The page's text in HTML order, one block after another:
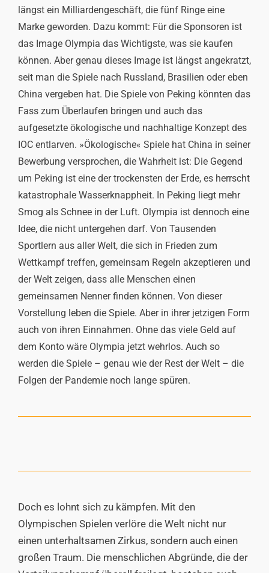
längst ein Milliardengeschäft, die fünf Ringe eine
Marke geworden. Dazu kommt: Für die Sponsoren ist
das Image Olympia das Wichtigste, was sie kaufen
können. Aber genau dieses Image ist längst angekratzt,
seit man die Spiele nach Russland, Brasilien oder eben
China vergeben hat. Die Spiele von Peking könnten das
Fass zum Überlaufen bringen und auch das
aufgesetzte ökologische und nachhaltige Konzept des
IOC entlarven. »Ökologische« Spiele hat China in seiner
Bewerbung versprochen, die Wahrheit ist: Die Gegend
um Peking ist eine der trockensten der Erde, es herrscht
katastrophale Wasserknappheit. In Peking liegt mehr
Smog als Schnee in der Luft. Olympia ist dennoch eine
Idee, die nicht untergehen darf. Von Tausenden
Sportlern aus aller Welt, die sich in Frieden zum
Wettkampf treffen, gemeinsam Regeln akzeptieren und
der Welt zeigen, dass alle Menschen einen
gemeinsamen Nenner finden können. Von dieser
Vorstellung leben die Spiele. Aber in ihrer jetzigen Form
auch von ihren Einnahmen. Ohne das viele Geld auf
dem Konto wäre Olympia jetzt wehrlos. Auch so
werden die Spiele – genau wie der Rest der Welt – die
Folgen der Pandemie noch lange spüren.
Doch es lohnt sich zu kämpfen. Mit den
Olympischen Spielen verlöre die Welt nicht nur
einen unterhaltsamen Zirkus, sondern auch einen
großen Traum. Die menschlichen Abgründe, die der